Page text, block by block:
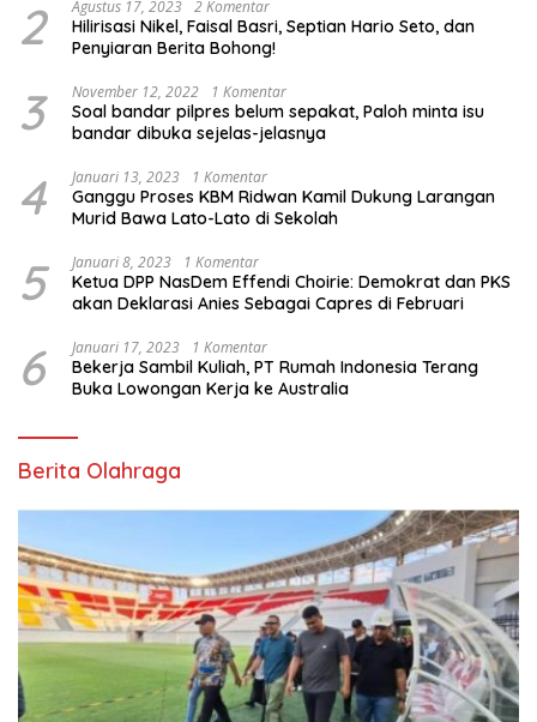
2 Agustus 17, 2023 2 Komentar
Hilirisasi Nikel, Faisal Basri, Septian Hario Seto, dan
Penyiaran Berita Bohong!
3 November 12, 2022 1 Komentar
Soal bandar pilpres belum sepakat, Paloh minta isu
bandar dibuka sejelas-jelasnya
4 Januari 13, 2023 1 Komentar
Ganggu Proses KBM Ridwan Kamil Dukung Larangan
Murid Bawa Lato-Lato di Sekolah
5 Januari 8, 2023 1 Komentar
Ketua DPP NasDem Effendi Choirie: Demokrat dan PKS
akan Deklarasi Anies Sebagai Capres di Februari
6 Januari 17, 2023 1 Komentar
Bekerja Sambil Kuliah, PT Rumah Indonesia Terang
Buka Lowongan Kerja ke Australia
Berita Olahraga